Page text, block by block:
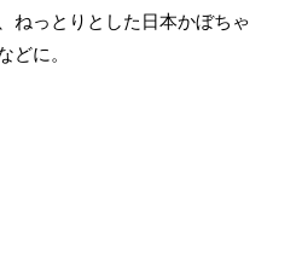
ねっとりとした日本かぼちゃ
どに。